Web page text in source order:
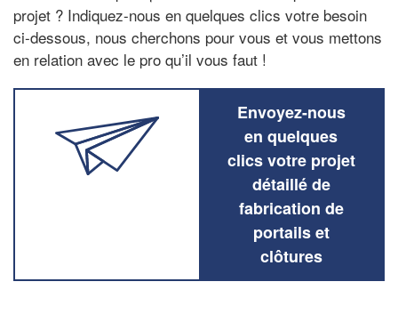
projet ? Indiquez-nous en quelques clics votre besoin
ci-dessous, nous cherchons pour vous et vous mettons
en relation avec le pro qu’il vous faut !
Envoyez-nous
en quelques
clics votre projet
détaillé de
fabrication de
portails et
clôtures